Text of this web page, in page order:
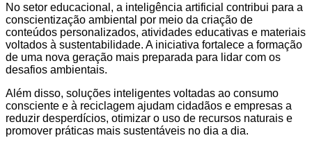
No setor educacional, a inteligência artificial contribui para a
conscientização ambiental por meio da criação de
conteúdos personalizados, atividades educativas e materiais
voltados à sustentabilidade. A iniciativa fortalece a formação
de uma nova geração mais preparada para lidar com os
desafios ambientais.
Além disso, soluções inteligentes voltadas ao consumo
consciente e à reciclagem ajudam cidadãos e empresas a
reduzir desperdícios, otimizar o uso de recursos naturais e
promover práticas mais sustentáveis no dia a dia.